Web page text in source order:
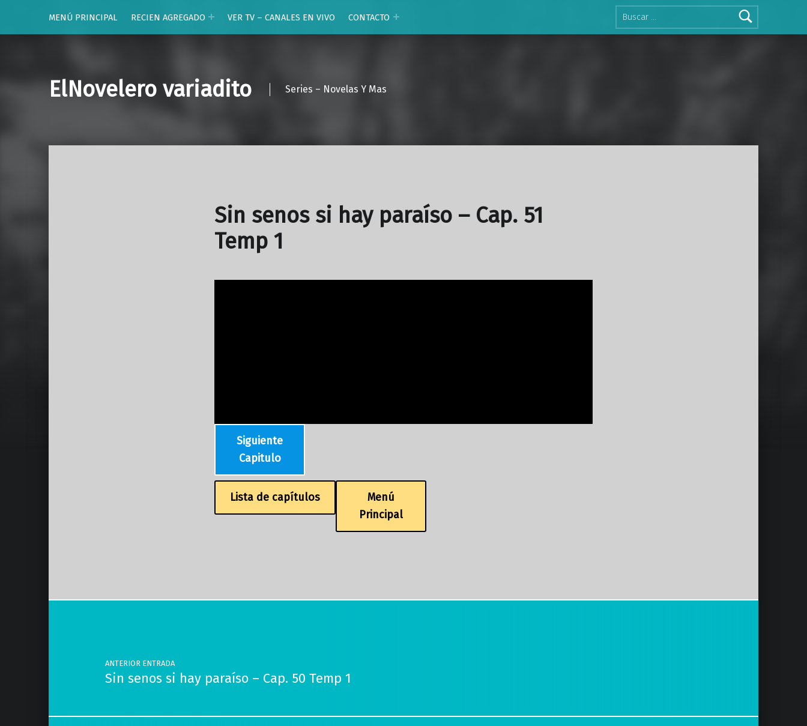
Buscar:
MENÚ PRINCIPAL
RECIEN AGREGADO VER TV – CANALES EN VIVO CONTACTO
ElNovelero variadito Series – Novelas Y Mas
Sin senos si hay paraíso – Cap. 51
Temp 1
Siguiente
Capitulo
Lista de capítulos
Menú
Principal
Navegación de entradas
ANTERIOR ENTRADA
Sin senos si hay paraíso – Cap. 50 Temp 1